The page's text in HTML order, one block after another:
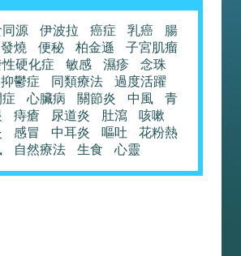
源 伊波拉 癌症 乳癌
腸
發燒
便秘 柏金遜
子宮肌瘤
硬化症
敏感 濕疹
念珠
抑鬱症
同類療法
過度活躍
心臟病 關節炎 中風
青
痔瘡 尿道炎 肚瀉
咳嗽
感冒 中耳炎 嘔吐
花粉熱
自然療法 生食 心靈